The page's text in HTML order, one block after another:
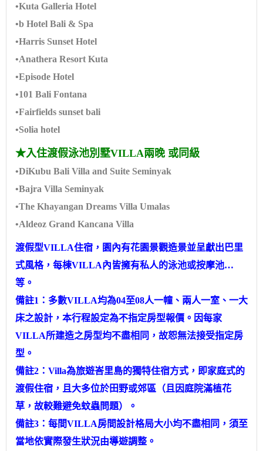
•Kuta Galleria Hotel
•b Hotel Bali & Spa
•Harris Sunset Hotel
•Anathera Resort Kuta
•Episode Hotel
•101 Bali Fontana
•Fairfields sunset bali
•Solia hotel
★入住渡假泳池別墅VILLA兩晚 或同級
•DiKubu Bali Villa and Suite Seminyak
•Bajra Villa Seminyak
•The Khayangan Dreams Villa Umalas
•Aldeoz Grand Kancana Villa
渡假型VILLA住宿，園內有花園景觀造景並呈獻出巴里
式風格，每棟VILLA內皆擁有私人的泳池或按摩池…
等。
備註1：多數VILLA均為04至08人一幢、兩人一室、一大
床之設計，本行程設定為不指定房型報價。因每家
VILLA所建造之房型均不盡相同，故恕無法接受指定房
型。
備註2：Villa為旅遊峇里島的獨特住宿方式，即家庭式的
渡假住宿，且大多位於田野或郊區（且因庭院滿植花
草，故較難避免蚊蟲問題）。
備註3：每間VILLA房間設計格局大小均不盡相同，須至
當地依實際發生狀況由導遊調整。